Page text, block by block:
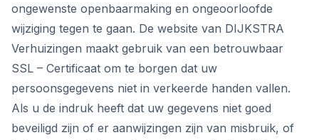
ongewenste openbaarmaking en ongeoorloofde
wijziging tegen te gaan. De website van DIJKSTRA
Verhuizingen maakt gebruik van een betrouwbaar
SSL – Certificaat om te borgen dat uw
persoonsgegevens niet in verkeerde handen vallen.
Als u de indruk heeft dat uw gegevens niet goed
beveiligd zijn of er aanwijzingen zijn van misbruik, of